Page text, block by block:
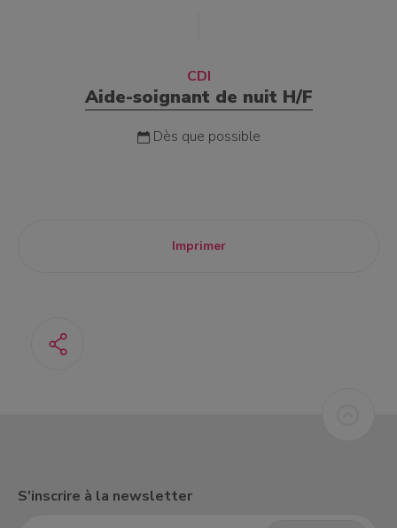
CDI
Aide-soignant de nuit H/F
Dès que possible
Imprimer
S'inscrire à la newsletter